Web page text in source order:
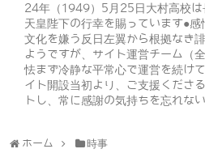
24年（1949）5月25日大村高校は
天皇陛下の行幸を賜っています●
文化を嫌う反日左翼から根拠なき
ようですが、サイト運営チーム（
怯まず冷静な平常心で運営を続け
イト開設当初より、ご支援くださ
トし、常に感謝の気持ちを忘れな
ホーム 時事